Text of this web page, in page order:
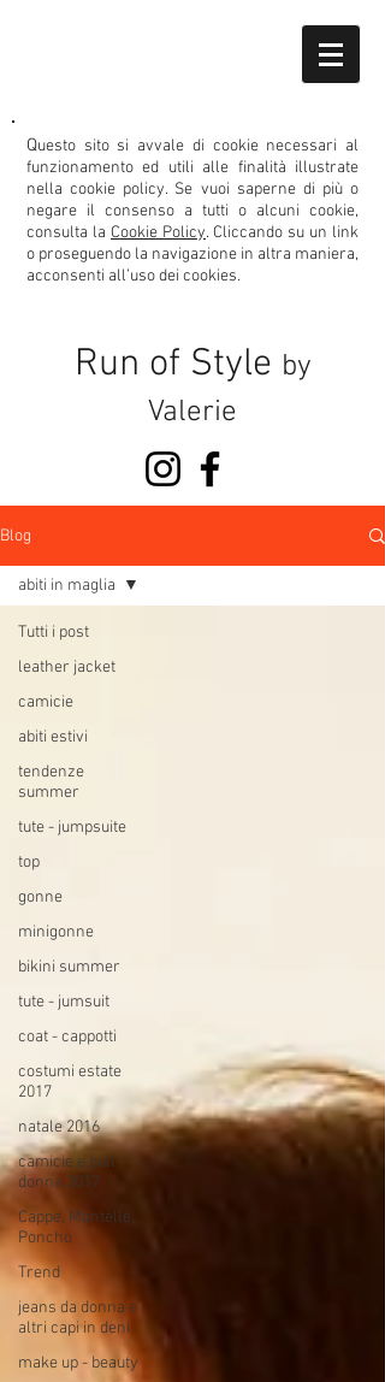
Questo sito si avvale di cookie necessari al
funzionamento ed utili alle finalità illustrate
nella cookie policy. Se vuoi saperne di più o
negare il consenso a tutti o alcuni cookie,
consulta la Cookie Policy. Cliccando su un link
o proseguendo la navigazione in altra maniera,
acconsenti all’uso dei cookies.
Run of Style by
Valerie
Blog
Tutti i post
leather jacket
camicie
abiti estivi
tendenze
summer
tute - jumpsuite
top
gonne
minigonne
bikini summer
tute - jumsuit
coat - cappotti
costumi estate
2017
natale 2016
camicie e pull
donna 2017
Cappe, Mantelle,
Poncho
Trend
jeans da donna e
altri capi in deni
make up - beauty
abiti in maglia